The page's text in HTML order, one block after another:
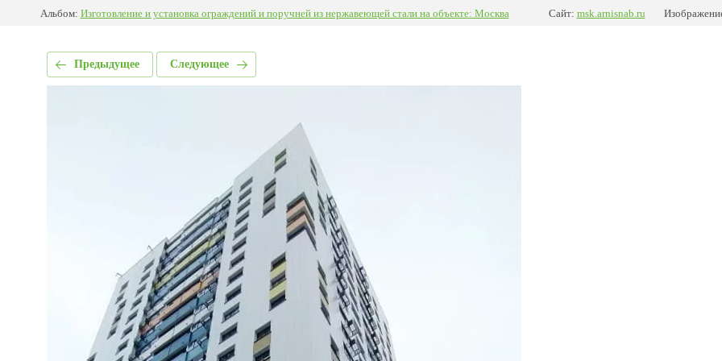
Альбом: Изготовление и установка ограждений и поручней из нержавеющей стали на объекте: Москва Сайт: msk.arnisnab.ru
Предыдущее Следующее